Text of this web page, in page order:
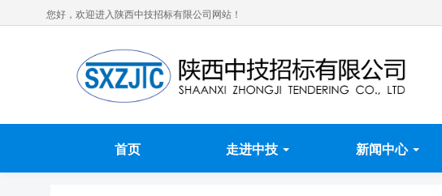
您好，欢迎进入陕西中技招标有限公司网站！
首页 走进中技 新闻中心